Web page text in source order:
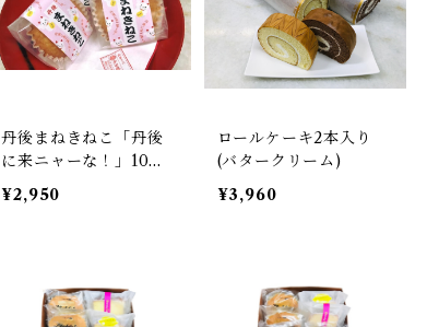
丹後まねきねこ「丹後
に来ニャーな！」10個
入
¥2,950
ロールケーキ2本入り
(バタークリーム)
¥3,960